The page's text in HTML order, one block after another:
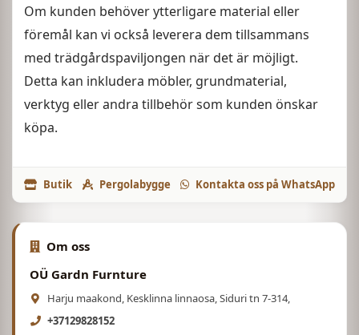
Om kunden behöver ytterligare material eller
föremål kan vi också leverera dem tillsammans
med trädgårdspaviljongen när det är möjligt.
Detta kan inkludera möbler, grundmaterial,
verktyg eller andra tillbehör som kunden önskar
köpa.
Butik Pergolabygge Kontakta oss på WhatsApp
Om oss
OÜ Gardn Furnture
Harju maakond, Kesklinna linnaosa, Siduri tn 7-314,
+37129828152